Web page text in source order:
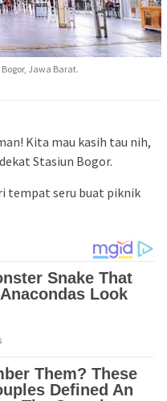
Jawa Barat.
Kita mau kasih tau nih,
Stasiun Bogor.
tempat seru buat piknik